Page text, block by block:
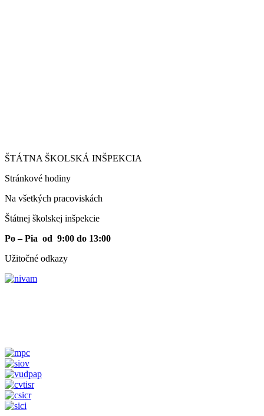
ŠTÁTNA ŠKOLSKÁ INŠPEKCIA
Stránkové hodiny​
Na všetkých pracoviskách
Štátnej školskej inšpekcie
Po – Pia od 9:00 do 13:00
Užitočné odkazy